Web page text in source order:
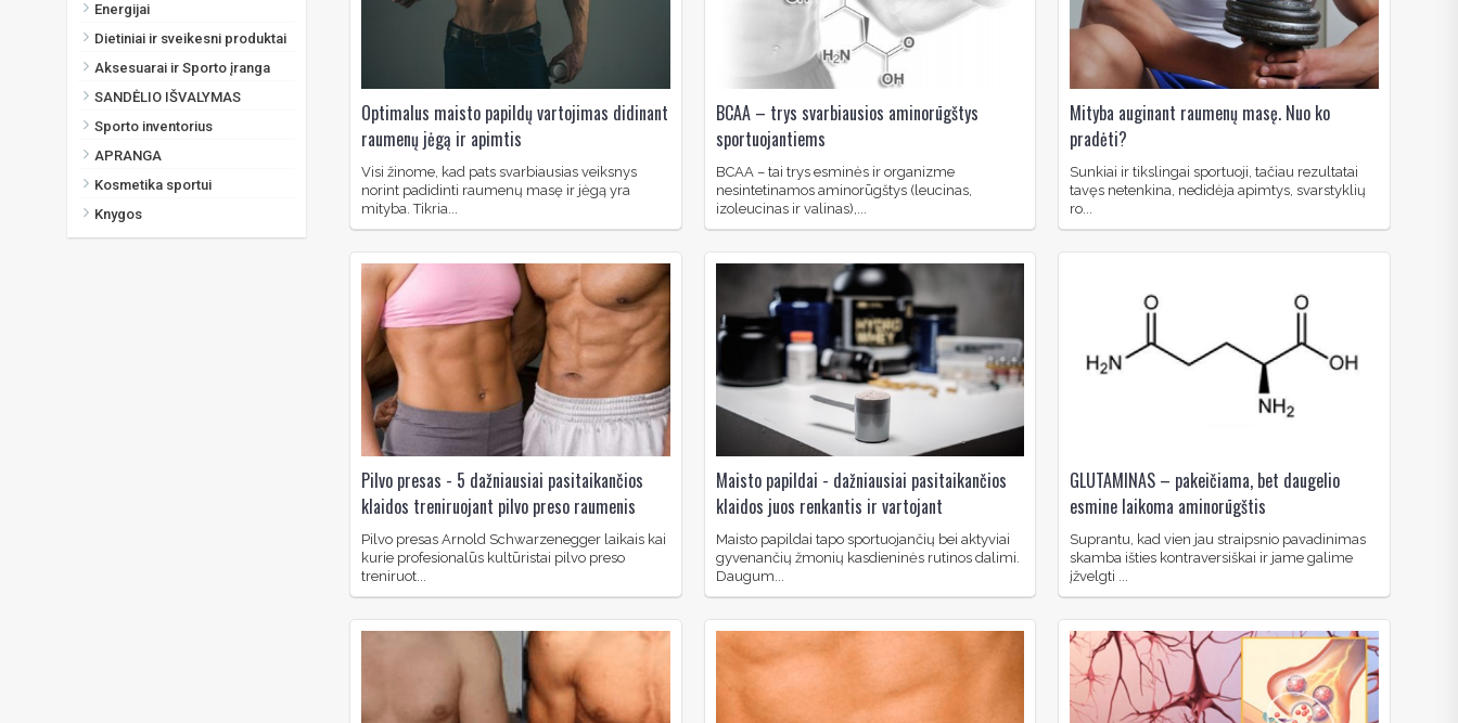
Energijai
Dietiniai ir sveikesni produktai
Aksesuarai ir Sporto įranga
SANDĖLIO IŠVALYMAS
Sporto inventorius
APRANGA
Kosmetika sportui
Knygos
Optimalus maisto papildų vartojimas didinant
raumenų jėgą ir apimtis
Visi žinome, kad pats svarbiausias veiksnys
norint padidinti raumenų masę ir jėgą yra
mityba. Tikria...
BCAA – trys svarbiausios aminorūgštys
sportuojantiems
BCAA – tai trys esminės ir organizme
nesintetinamos aminorūgštys (leucinas,
izoleucinas ir valinas),...
Mityba auginant raumenų masę. Nuo ko
pradėti?
Sunkiai ir tikslingai sportuoji, tačiau rezultatai
tavęs netenkina, nedidėja apimtys, svarstyklių
ro...
Pilvo presas - 5 dažniausiai pasitaikančios
klaidos treniruojant pilvo preso raumenis
Pilvo presas Arnold Schwarzenegger laikais kai
kurie profesionalūs kultūristai pilvo preso
treniruot...
Maisto papildai - dažniausiai pasitaikančios
klaidos juos renkantis ir vartojant
Maisto papildai tapo sportuojančių bei aktyviai
gyvenančių žmonių kasdieninės rutinos dalimi.
Daugum...
GLUTAMINAS – pakeičiama, bet daugelio
esmine laikoma aminorūgštis
Suprantu, kad vien jau straipsnio pavadinimas
skamba išties kontraversiškai ir jame galime
įžvelgti ...